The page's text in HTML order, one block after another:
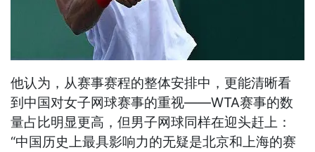
他认为，从赛事赛程的整体安排中，更能清晰看
到中国对女子网球赛事的重视——WTA赛事的数
量占比明显更高，但男子网球同样在迎头赶上：
“中国历史上最具影响力的无疑是北京和上海的赛